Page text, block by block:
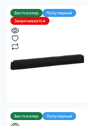
Бестселлер
Популярный
Заканчивается
Бестселлер Популярный